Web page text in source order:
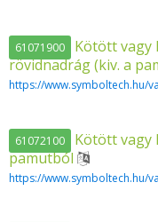
61071900 Kötött
rövidnadrág (kiv. a
https://www.symboltech.hu/
61072100 Kötött
pamutból
https://www.symboltech.hu/